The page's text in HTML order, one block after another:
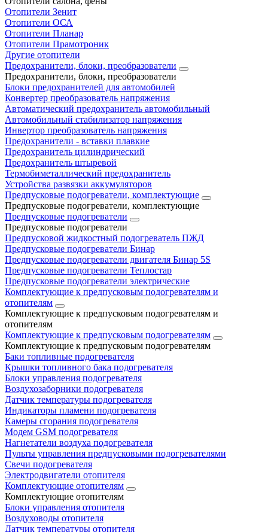
Отопители Зенит
Отопители ОСА
Отопители Планар
Отопители Прамотроник
Другие отопители
Предохранители, блоки, преобразователи
Предохранители, блоки, преобразователи
Блоки предохранителей для автомобилей
Конвертер преобразователь напряжения
Автоматический предохранитель автомобильный
Автомобильный стабилизатор напряжения
Инвертор преобразователь напряжения
Предохранители - вставки плавкие
Предохранитель цилиндрический
Предохранитель штыревой
Термобиметаллический предохранитель
Устройства развязки аккумуляторов
Предпусковые подогреватели, комплектующие
Предпусковые подогреватели, комплектующие
Предпусковые подогреватели
Предпусковые подогреватели
Предпусковой жидкостный подогреватель ПЖД
Предпусковые подогреватели Бинар
Предпусковые подогреватели двигателя Бинар 5S
Предпусковые подогреватели Теплостар
Предпусковые подогреватели электрические
Комплектующие к предпусковым подогревателям и
отопителям
Комплектующие к предпусковым подогревателям и
отопителям
Комплектующие к предпусковым подогревателям
Комплектующие к предпусковым подогревателям
Баки топливные подогревателя
Крышки топливного бака подогревателя
Блоки управления подогревателя
Воздухозаборники подогревателя
Датчик температуры подогревателя
Индикаторы пламени подогревателя
Камеры сгорания подогревателя
Модем GSM подогревателя
Нагнетатели воздуха подогревателя
Пульты управления предпусковыми подогревателями
Свечи подогревателя
Электродвигатели отопителя
Комплектующие отопителям
Комплектующие отопителям
Блоки управления отопителя
Воздуховоды отопителя
Датчик температуры отопителя